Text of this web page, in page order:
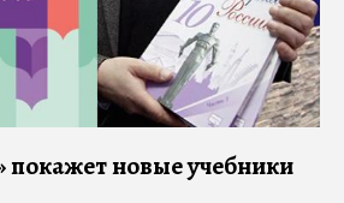
покажет новые учебники